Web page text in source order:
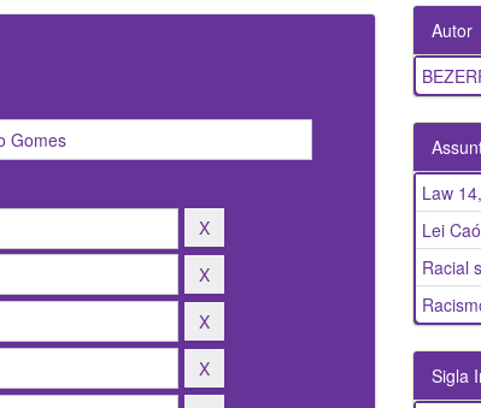
Autor
Law
Lei Caó
Racial
Sigla